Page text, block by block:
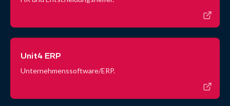
Unit4 ERP
Unternehmenssoftware/ERP.